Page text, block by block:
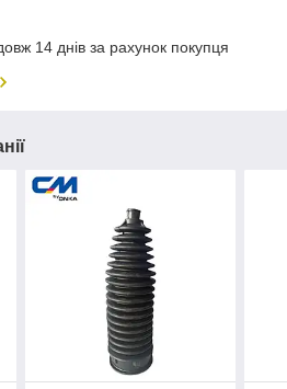
14 днів за рахунок покупця